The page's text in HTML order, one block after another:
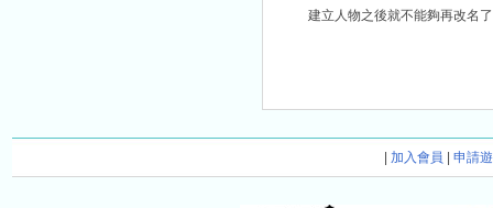
建立人物之後就不能夠再改名
加入會員 申請